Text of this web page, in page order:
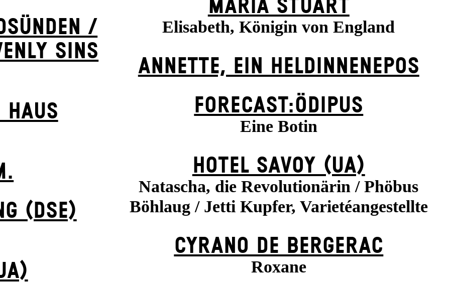
/
SINS
HAUS
(DSE)
MARIA STUART
Elisabeth, Königin von England
ANNETTE, EIN HELDINNENEPOS
FORECAST:ÖDIPUS
Eine Botin
HOTEL SAVOY (UA)
Natascha, die Revolutionärin / Phöbus
Böhlaug / Jetti Kupfer, Varietéangestellte
CYRANO DE BERGERAC
Roxane